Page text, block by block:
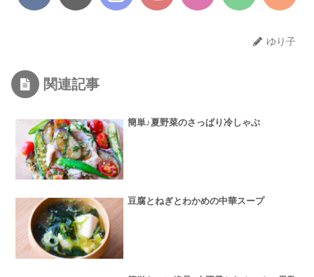
ゆり子
関連記事
簡単♪夏野菜のさっぱり冷しゃぶ
豆腐とねぎとわかめの中華スープ